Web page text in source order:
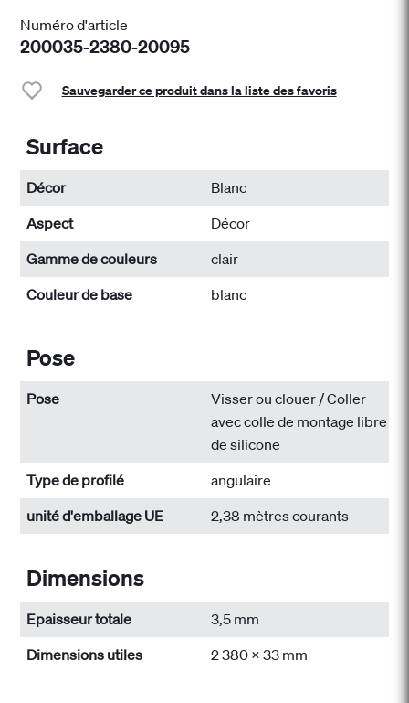
Numéro d'article
200035-2380-20095
Sauvegarder ce produit dans la liste des favoris
Surface
Décor
Blanc
Aspect
Décor
Gamme de couleurs
clair
Couleur de base
blanc
Pose
Pose
Visser ou clouer / Coller
avec colle de montage libre
de silicone
Type de profilé
angulaire
unité d'emballage UE
2,38 mètres courants
Dimensions
Epaisseur totale
3,5 mm
Dimensions utiles
2 380 x 33 mm